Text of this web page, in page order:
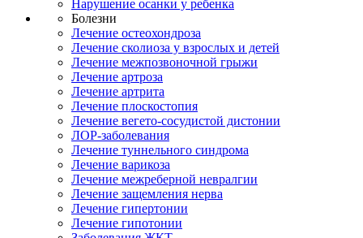
Нарушение осанки у ребенка
Болезни
Лечение остеохондроза
Лечение сколиоза у взрослых и детей
Лечение межпозвоночной грыжи
Лечение артроза
Лечение артрита
Лечение плоскостопия
Лечение вегето-сосудистой дистонии
ЛОР-заболевания
Лечение туннельного синдрома
Лечение варикоза
Лечение межреберной невралгии
Лечение защемления нерва
Лечение гипертонии
Лечение гипотонии